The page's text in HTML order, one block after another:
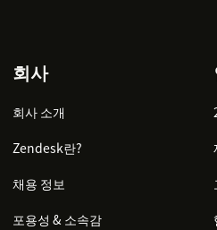
회사
회사 소개
Zendesk란?
채용 정보
포용성 & 소속감